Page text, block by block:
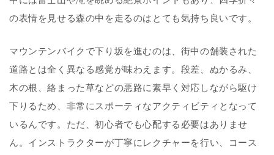
の表情を見せる森の中を走るのはとても気持ち良いです。
マウンテンバイクで下り坂を進むのは、街中の舗装された
道路とは全く異なる感覚が味わえます。段差、ぬかるみ、
木の根、絡まった草などの悪路に素早く対応しながら駆け
下りるため、非常にスポーティなアクティビティとなって
いるんです。ただ、初心者でも心配する必要はありませ
ん。インストラクターが丁寧にレクチャーを行い、コース